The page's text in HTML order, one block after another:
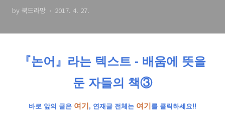
by 북드라망 2017. 4. 27.
『논어』라는 텍스트 - 배움에 뜻을
둔 자들의 책③
바로 앞의 글은 여기 , 연재글 전체는 여기 를 클릭하세요!!